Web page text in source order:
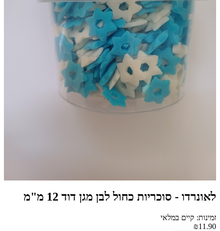
לאונרדו - סוכריות כחול לבן מגן דוד 12 מ"מ
זמינות: קיים במלאי
₪11.90